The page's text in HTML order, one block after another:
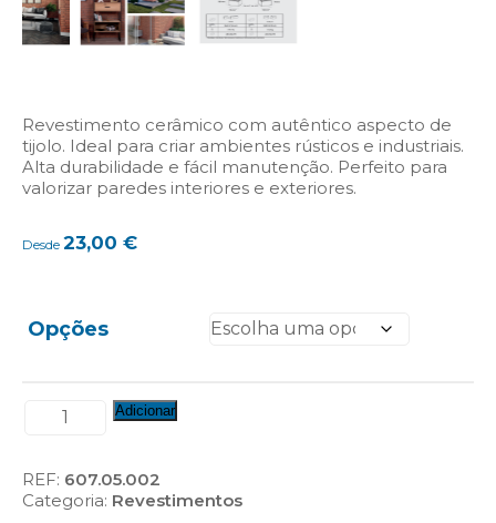
Revestimento cerâmico com autêntico aspecto de
tijolo. Ideal para criar ambientes rústicos e industriais.
Alta durabilidade e fácil manutenção. Perfeito para
valorizar paredes interiores e exteriores.
Desde 23,00 €
Opções
Quantidade
Monsanto
(Ref.:
Adicionar
REF: 607.05.002
Categoria: Revestimentos